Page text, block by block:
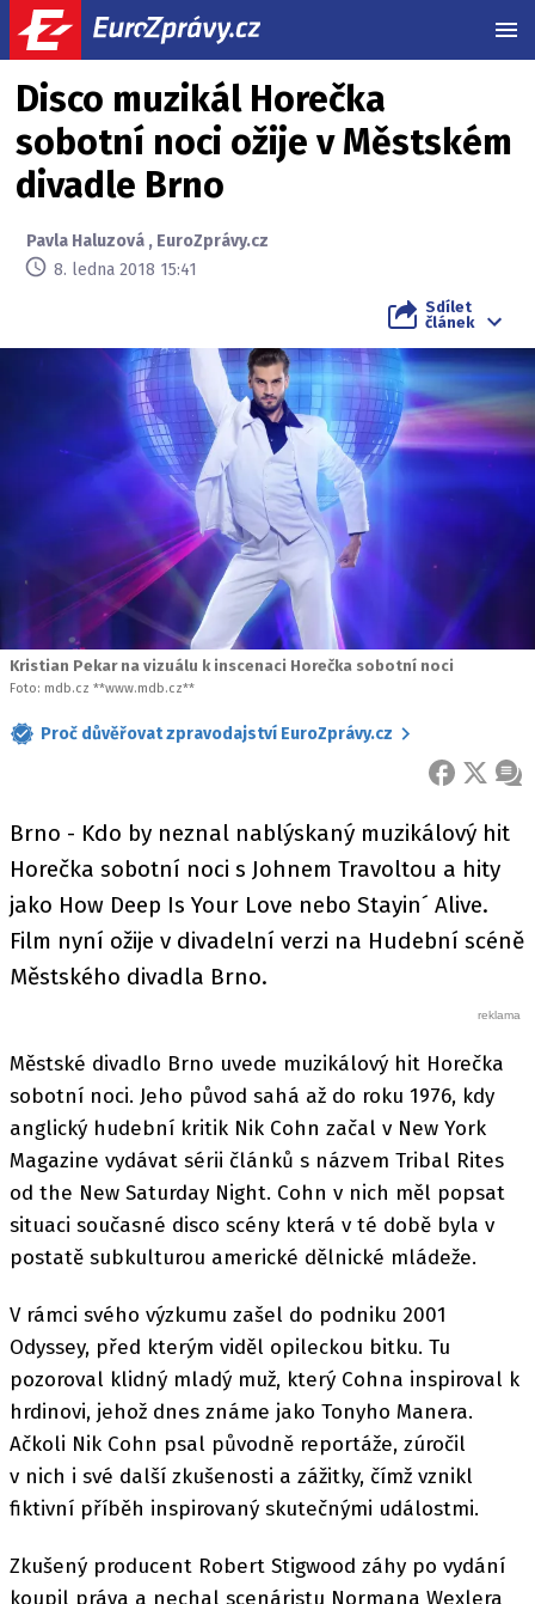
Disco muzikál Horečka
sobotní noci ožije v Městském
divadle Brno
Pavla Haluzová , EuroZprávy.cz
8. ledna 2018 15:41
Sdílet
článek
Kristian Pekar na vizuálu k inscenaci Horečka sobotní noci
Foto: mdb.cz **www.mdb.cz**
Proč důvěřovat zpravodajství EuroZprávy.cz
FACEBOOK
X
Brno - Kdo by neznal nablýskaný muzikálový hit
Horečka sobotní noci s Johnem Travoltou a hity
jako How Deep Is Your Love nebo Stayin´ Alive.
Film nyní ožije v divadelní verzi na Hudební scéně
Městského divadla Brno.
Městské divadlo Brno uvede muzikálový hit Horečka
sobotní noci. Jeho původ sahá až do roku 1976, kdy
anglický hudební kritik Nik Cohn začal v New York
Magazine vydávat sérii článků s názvem Tribal Rites
od the New Saturday Night. Cohn v nich měl popsat
situaci současné disco scény která v té době byla v
postatě subkulturou americké dělnické mládeže.
V rámci svého výzkumu zašel do podniku 2001
Odyssey, před kterým viděl opileckou bitku. Tu
pozoroval klidný mladý muž, který Cohna inspiroval k
hrdinovi, jehož dnes známe jako Tonyho Manera.
Ačkoli Nik Cohn psal původně reportáže, zúročil
v nich i své další zkušenosti a zážitky, čímž vznikl
fiktivní příběh inspirovaný skutečnými událostmi.
Zkušený producent Robert Stigwood záhy po vydání
koupil práva a nechal scenáristu Normana Wexlera